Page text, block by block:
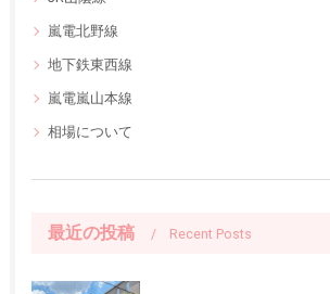
嵐電北野線
地下鉄東西線
嵐電嵐山本線
相場について
最近の投稿 Recent Posts